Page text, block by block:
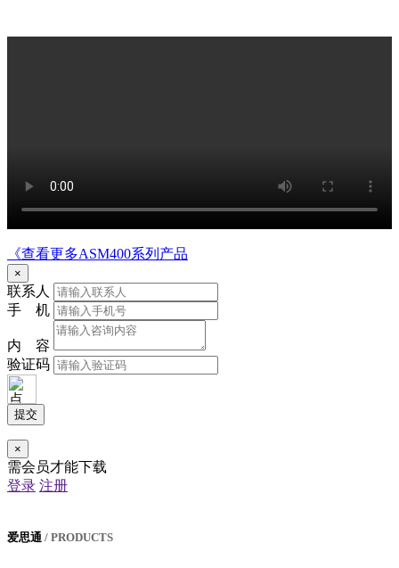
《查看更多ASM400系列产品
×
联系人
手 机
内 容
验证码
提交
×
需会员才能下载
登录 注册
爱思通 / PRODUCTS